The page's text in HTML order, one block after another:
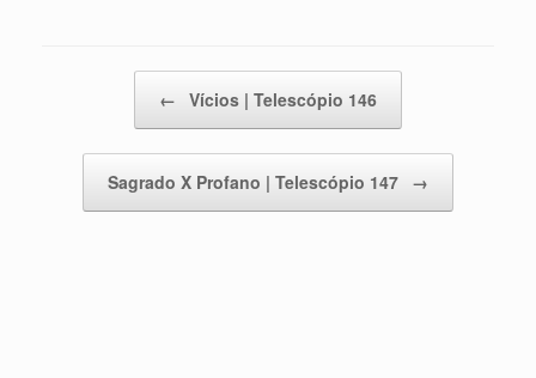
← Vícios | Telescópio 146
Sagrado X Profano | Telescópio 147 →